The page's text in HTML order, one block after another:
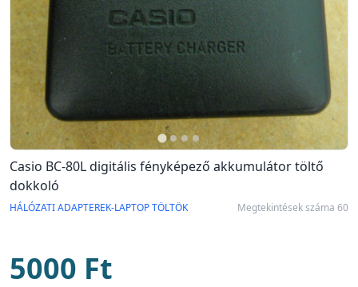
Casio BC-80L digitális fényképező akkumulátor töltő
dokkoló
HÁLÓZATI ADAPTEREK-LAPTOP TÖLTÖK Megtekintések száma 60
5000 Ft